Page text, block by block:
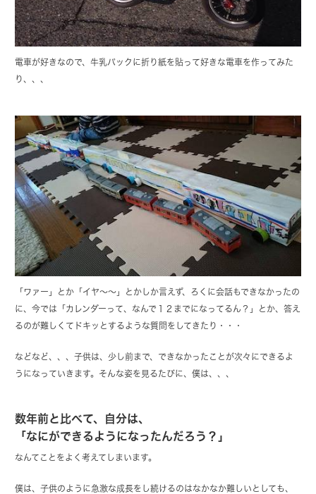
電車が好きなので、牛乳パックに折り紙を貼って好きな電車を作ってみた
り、、、
「ワァー」とか「イヤ～～」とかしか言えず、ろくに会話もできなかったの
に、今では「カレンダーって、なんで１２までになってるん？」とか、答え
るのが難しくてドキッとするような質問をしてきたり・・・
などなど、、、子供は、少し前まで、できなかったことが次々にできるよ
うになっていきます。そんな姿を見るたびに、僕は、、、
数年前と比べて、自分は、
「なにができるようになったんだろう？」
なんてことをよく考えてしまいます。
僕は、子供のように急激な成長をし続けるのはなかなか難しいとしても、